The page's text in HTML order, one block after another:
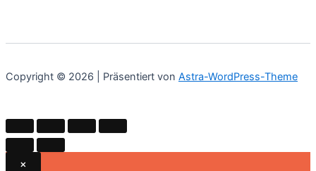
Copyright © 2026 | Präsentiert von Astra-WordPress-Theme
×